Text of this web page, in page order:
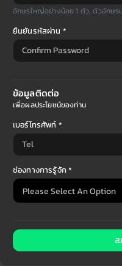
อักษรใหญ่อย่างน้อย 1 ตัว, ตัวอักษร
ยืนยันรหัสผ่าน *
ข้อมูลติดต่อ
เพื่อผลประโยชน์ของท่าน
เบอร์โทรศัพท์ *
ช่องทางการรู้จัก *
ส